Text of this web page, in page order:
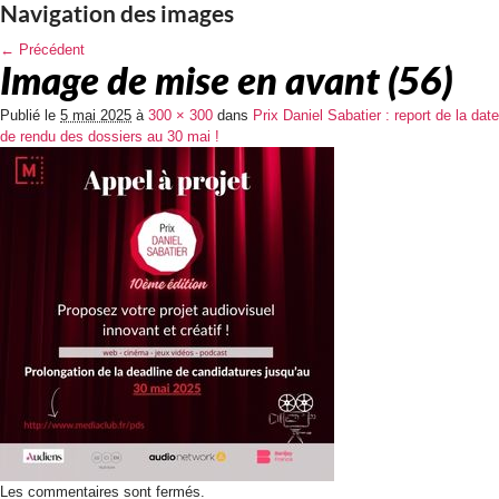
Navigation des images
← Précédent
Image de mise en avant (56)
Publié le 5 mai 2025 à 300 × 300 dans Prix Daniel Sabatier : report de la date
de rendu des dossiers au 30 mai !
Les commentaires sont fermés.